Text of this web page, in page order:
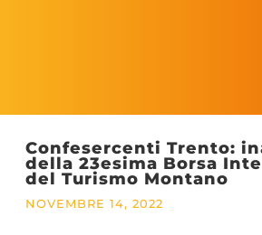
Confesercenti Trento:
della 23esima Borsa
del Turismo Montano
NOVEMBRE 14, 2022